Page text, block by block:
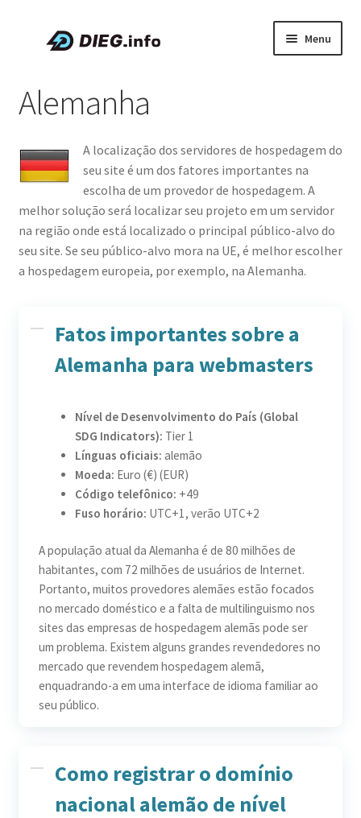
conteúdo
Menu
Cupons e Promoções
Português
menu
Alemanha
A localização dos servidores de hospedagem do
seu site é um dos fatores importantes na
escolha de um provedor de hospedagem. A
melhor solução será localizar seu projeto em um servidor
na região onde está localizado o principal público-alvo do
seu site. Se seu público-alvo mora na UE, é melhor escolher
a hospedagem europeia, por exemplo, na Alemanha.
Fatos importantes sobre a
Alemanha para webmasters
Nível de Desenvolvimento do País (Global
SDG Indicators): Tier 1
Línguas oficiais: alemão
Moeda: Euro (€) (EUR)
Código telefônico: +49
Fuso horário: UTC+1, verão UTC+2
A população atual da Alemanha é de 80 milhões de
habitantes, com 72 milhões de usuários de Internet.
Portanto, muitos provedores alemães estão focados
no mercado doméstico e a falta de multilinguismo nos
sites das empresas de hospedagem alemãs pode ser
um problema. Existem alguns grandes revendedores no
mercado que revendem hospedagem alemã,
enquadrando-a em uma interface de idioma familiar ao
seu público.
Como registrar o domínio
nacional alemão de nível